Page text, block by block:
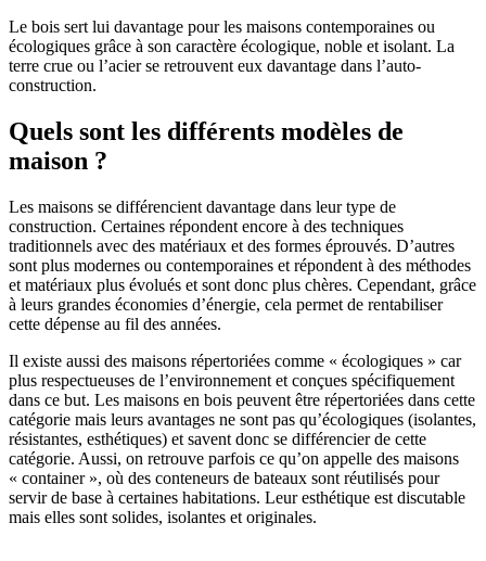
Le bois sert lui davantage pour les maisons contemporaines ou
écologiques grâce à son caractère écologique, noble et isolant. La
terre crue ou l’acier se retrouvent eux davantage dans l’auto-
construction.
Quels sont les différents modèles de
maison ?
Les maisons se différencient davantage dans leur type de
construction. Certaines répondent encore à des techniques
traditionnels avec des matériaux et des formes éprouvés. D’autres
sont plus modernes ou contemporaines et répondent à des méthodes
et matériaux plus évolués et sont donc plus chères. Cependant, grâce
à leurs grandes économies d’énergie, cela permet de rentabiliser
cette dépense au fil des années.
Il existe aussi des maisons répertoriées comme « écologiques » car
plus respectueuses de l’environnement et conçues spécifiquement
dans ce but. Les maisons en bois peuvent être répertoriées dans cette
catégorie mais leurs avantages ne sont pas qu’écologiques (isolantes,
résistantes, esthétiques) et savent donc se différencier de cette
catégorie. Aussi, on retrouve parfois ce qu’on appelle des maisons
« container », où des conteneurs de bateaux sont réutilisés pour
servir de base à certaines habitations. Leur esthétique est discutable
mais elles sont solides, isolantes et originales.